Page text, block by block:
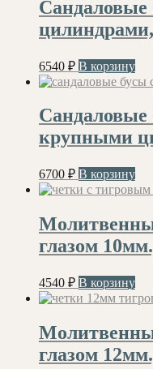
Сандаловые
6540 ₽ В корзину
Сандаловые
крупными
6700 ₽ В корзину
глазом
4540 ₽ В корзину
глазом